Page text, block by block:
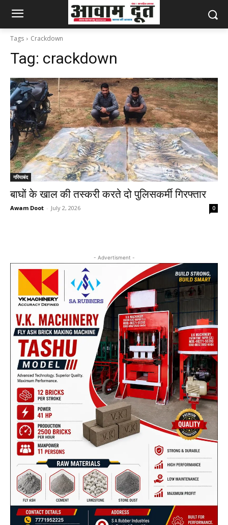
Tags Crackdown
Tag: crackdown
गरियाबंद
बाघों के खाल की तस्करी करते दो पुलिसकर्मी गिरफ्तार
Awam Doot - July 2, 2026 0
- Advertisment -